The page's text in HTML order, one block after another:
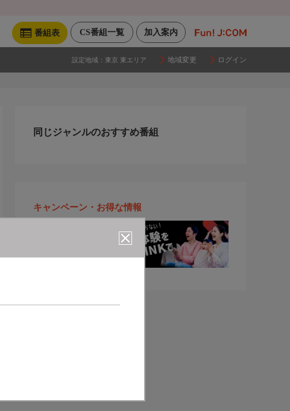
加入案内
CS番組一覧
番組表
設定地域： 東京 東エリア 地域変更 ログイン
同じジャンルのおすすめ番組
キャンペーン・お得な情報